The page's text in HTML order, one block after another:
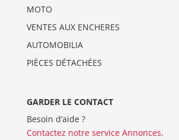
MOTO
VENTES AUX ENCHERES
AUTOMOBILIA
PIÈCES DÉTACHÉES
GARDER LE CONTACT
Besoin d’aide ?
Contactez notre service Annonces.